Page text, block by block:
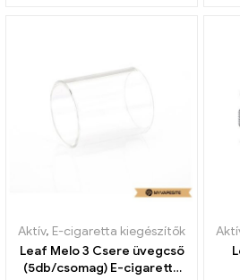
Aktív, E-cigaretta kiegészítők
Leaf Melo 3 Csere üvegcső
(5db/csomag) E-cigaretta